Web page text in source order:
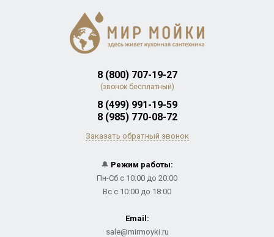
8 (800) 707-19-27
(звонок бесплатный)
8 (499) 991-19-59
8 (985) 770-08-72
Заказать обратный звонок
🔔 Режим работы:
Пн-Сб с 10:00 до 20:00
Вс с 10:00 до 18:00
Email:
sale@mirmoyki.ru